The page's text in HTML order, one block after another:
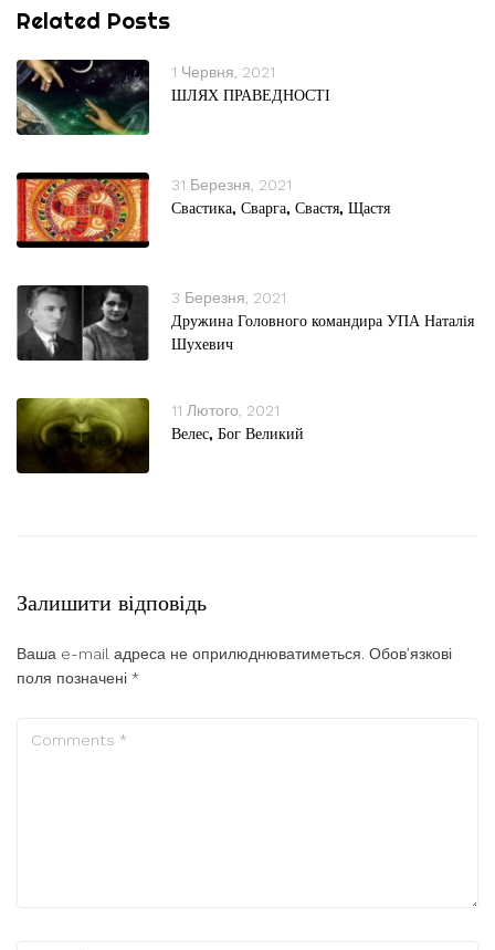
Related Posts
1 Червня, 2021
ШЛЯХ ПРАВЕДНОСТІ
31 Березня, 2021
Свастика, Сварга, Свастя, Щастя
3 Березня, 2021
Дружина Головного командира УПА Наталія
Шухевич
11 Лютого, 2021
Велес, Бог Великий
Залишити відповідь
Ваша e-mail адреса не оприлюднюватиметься. Обов’язкові
поля позначені *